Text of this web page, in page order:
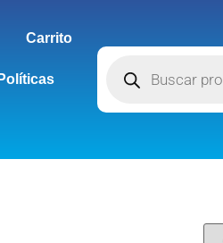
Carrito
Políticas